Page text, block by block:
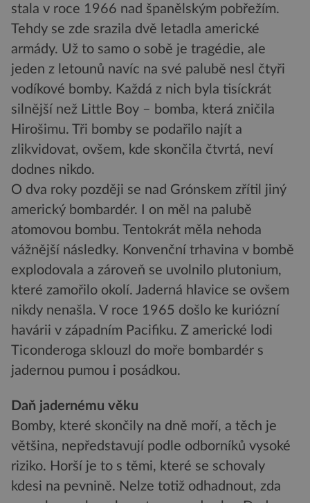
stala v roce 1966 nad španělským pobřežím.
Tehdy se zde srazila dvě letadla americké
armády. Už to samo o sobě je tragédie, ale
jeden z letounů navíc na své palubě nesl čtyři
vodíkové bomby. Každá z nich byla tisíckrát
silnější než Little Boy – bomba, která zničila
Hirošimu. Tři bomby se podařilo najít a
zlikvidovat, ovšem, kde skončila čtvrtá, neví
dodnes nikdo.
O dva roky později se nad Grónskem zřítil jiný
americký bombardér. I on měl na palubě
atomovou bombu. Tentokrát měla nehoda
vážnější následky. Konvenční trhavina v bombě
explodovala a zároveň se uvolnilo plutonium,
které zamořilo okolí. Jaderná hlavice se ovšem
nikdy nenašla. V roce 1965 došlo ke kuriózní
havárii v západním Pacifiku. Z americké lodi
Ticonderoga sklouzl do moře bombardér s
jadernou pumou i posádkou.
Daň jadernému věku
Bomby, které skončily na dně moří, a těch je
většina, nepředstavují podle odborníků vysoké
riziko. Horší je to s těmi, které se schovaly
kdesi na pevnině. Nelze totiž odhadnout, zda